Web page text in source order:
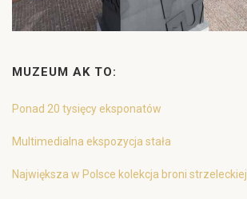
MUZEUM AK TO:
Ponad 20 tysięcy eksponatów
Multimedialna ekspozycja stała
Największa w Polsce kolekcja broni strzeleckiej